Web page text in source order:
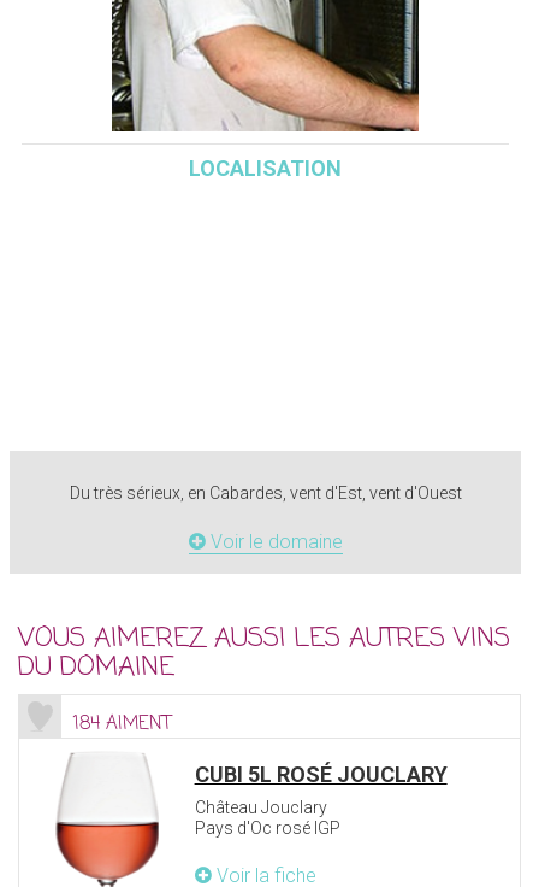
LOCALISATION
Du très sérieux, en Cabardes, vent d'Est, vent d'Ouest
Voir le domaine
VOUS AIMEREZ AUSSI LES AUTRES VINS
DU DOMAINE
184 AIMENT
CUBI 5L ROSÉ JOUCLARY
Château Jouclary
Pays d'Oc rosé IGP
Voir la fiche